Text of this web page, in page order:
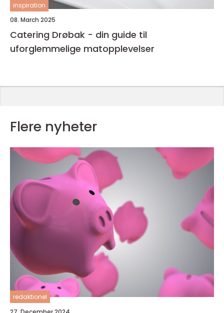
inspiration
08. March 2025
Catering Drøbak - din guide til
uforglemmelige matopplevelser
Flere nyheter
redaktionel